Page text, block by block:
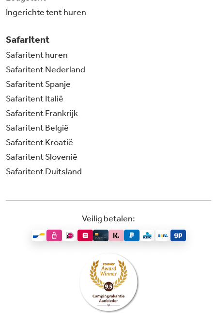
Ingerichte tent huren
Safaritent
Safaritent huren
Safaritent Nederland
Safaritent Spanje
Safaritent Italië
Safaritent Frankrijk
Safaritent België
Safaritent Kroatië
Safaritent Slovenië
Safaritent Duitsland
Veilig betalen: